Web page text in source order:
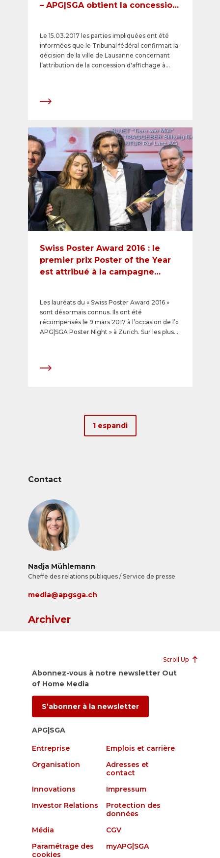
– APG|SGA obtient la concession
Le 15.03.2017 les parties impliquées ont été
informées que le Tribunal fédéral confirmait la
décision de la ville de Lausanne concernant
l’attribution de la concession d'affichage à
APG|SGA obtient ainsi le droit exclusif de
cinq prochaines années. Parmi celles-ci, les
quelque 400 surfaces d'affichage lumineuses
situées aux meilleurs emplacements
représentent l'offre Premium. APG|SGA va
investir dans des nouveaux supports digitaux
et créer un réseau de supports publicitaires
digitaux à des emplacements stratégiques.
Swiss Poster Award 2016 : le
premier prix Poster of the Year
est attribué à la campagne
Les lauréats du « Swiss Poster Award 2016 »
sont désormais connus. Ils ont été
récompensés le 9 mars 2017 à l’occasion de l’«
APG|SGA Poster Night » à Zurich. Sur les plus
été attribué à la Fondation pour l’animal en
1 espandi
Contact
Nadja Mühlemann
Cheffe des relations publiques / Service de presse
media@apgsga.ch
Archiver
Scroll Up
Abonnez-vous à notre newsletter Out
of Home Media
S’abonner à la newsletter
APG|SGA
Entreprise
Emplois et carrière
Organisation
Adresses et
contact
Innovations
Impressum
Investor Relations
Protection des
données
Média
CGV
Paramétrage des
cookies
myAPG|SGA